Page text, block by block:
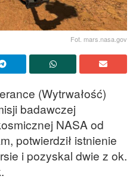
Fot. mars.nasa.gov
(Wytrwałość)
badawczej
NASA od
potwierdził istnienie
i pozyskal dwie z ok.